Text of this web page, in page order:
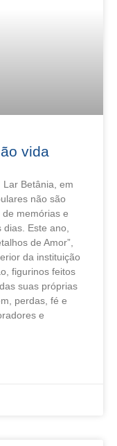
vida
Betânia, em
não são
memórias e
dias. Este ano,
de Amor”,
da instituição
figurinos feitos
suas próprias
perdas, fé e
e